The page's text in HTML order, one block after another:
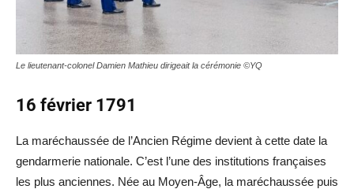
Le lieutenant-colonel Damien Mathieu dirigeait la cérémonie ©YQ
16 février 1791
La maréchaussée de l’Ancien Régime devient à cette date la
gendarmerie nationale. C’est l’une des institutions françaises
les plus anciennes. Née au Moyen-Âge, la maréchaussée puis